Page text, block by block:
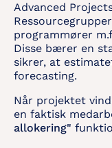
Advanced
programmører
Disse bærer en
sikrer, at
forecasting.
Når projektet
en faktisk
allokering"